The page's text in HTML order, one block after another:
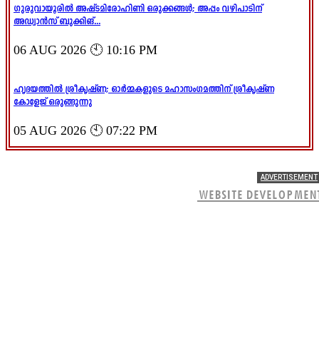
ഗുരുവായൂരിൽ അഷ്ടമിരോഹിണി ഒരുക്കങ്ങൾ; അപ്പം വഴിപാടിന്
അഡ്വാൻസ് ബുക്കിങ്...
06 AUG 2026 🕙 10:16 PM
ഹൃദയത്തിൽ ശ്രീകൃഷ്ണ; ഓർമ്മകളുടെ മഹാസംഗമത്തിന് ശ്രീകൃഷ്ണ
കോളേജ് ഒരുങ്ങുന്നു
05 AUG 2026 🕙 07:22 PM
ADVERTISEMENT
WEBSITE